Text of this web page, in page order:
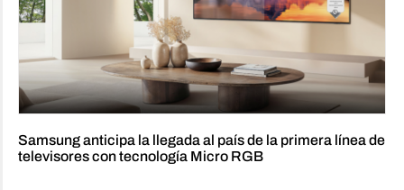
Samsung anticipa la llegada al país de la primera línea de
televisores con tecnología Micro RGB